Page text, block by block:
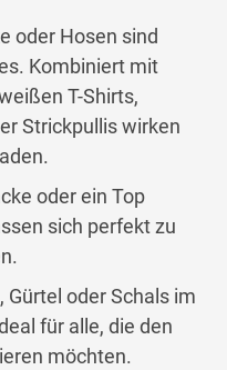
oder Hosen sind
Kombiniert mit
T-Shirts,
Strickpullis wirken
oder ein Top
sich perfekt zu
Gürtel oder Schals im
für alle, die den
möchten.